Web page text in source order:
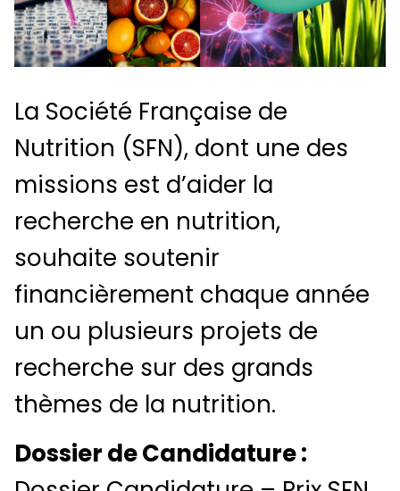
La Société Française de
Nutrition (SFN), dont une des
missions est d’aider la
recherche en nutrition,
souhaite soutenir
financièrement chaque année
un ou plusieurs projets de
recherche sur des grands
thèmes de la nutrition.
Dossier de Candidature :